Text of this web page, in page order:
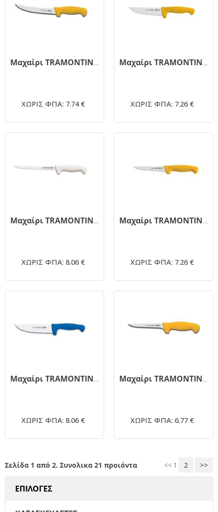
Μαχαίρι TRAMONTINA ξεκοκαλίσματος γυριστό 24662/055 κίτρινο 12.5cm
ΧΩΡΙΣ ΦΠΑ: 7.74 €
Μαχαίρι TRAMONTINA κρέατος 24607/056 κίτρινο 15cm
ΧΩΡΙΣ ΦΠΑ: 7.26 €
Μαχαίρι TRAMONTINA ξεκοκαλίσματος 24603/016 μπλε 15cm
ΧΩΡΙΣ ΦΠΑ: 8.06 €
Μαχαίρι TRAMONTINA 24602/055 κίτρινο 12.5cm
ΧΩΡΙΣ ΦΠΑ: 7.26 €
Μαχαίρι TRAMONTINA 24637/016 μπλε 15cm
ΧΩΡΙΣ ΦΠΑ: 8.06 €
Μαχαίρι TRAMONTINA ξεκοκαλίσματος 24635/056 κίτρινο 15cm
ΧΩΡΙΣ ΦΠΑ: 6.77 €
Σελίδα 1 από 2. Συνολικα 21 προιόντα << 1 2 >>
ΕΠΙΛΟΓΕΣ